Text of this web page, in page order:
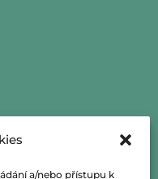
a/nebo přístupu k